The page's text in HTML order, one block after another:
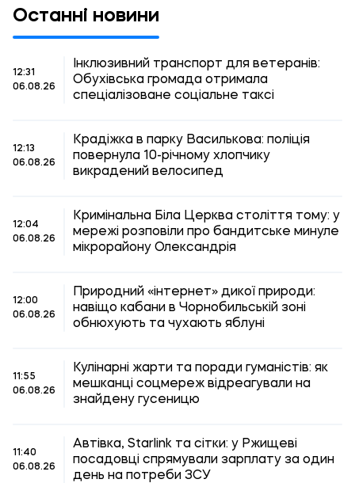
Останні новини
12:31
06.08.26
Інклюзивний транспорт для ветеранів:
Обухівська громада отримала
спеціалізоване соціальне таксі
12:13
06.08.26
Крадіжка в парку Василькова: поліція
повернула 10-річному хлопчику
викрадений велосипед
12:04
06.08.26
Кримінальна Біла Церква століття тому: у
мережі розповіли про бандитське минуле
мікрорайону Олександрія
12:00
06.08.26
Природний «інтернет» дикої природи:
навіщо кабани в Чорнобильській зоні
обнюхують та чухають яблуні
11:55
06.08.26
Кулінарні жарти та поради гуманістів: як
мешканці соцмереж відреагували на
знайдену гусеницю
11:40
06.08.26
Автівка, Starlink та сітки: у Ржищеві
посадовці спрямували зарплату за один
день на потреби ЗСУ